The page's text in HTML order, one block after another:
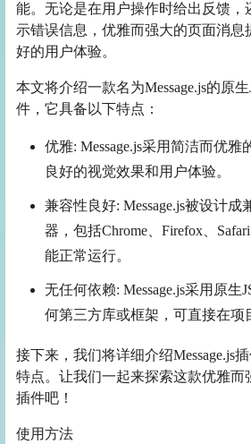
能。无论是在用户操作时给出反馈，
示错误信息，优雅而强大的页面消息
好的用户体验。
本文将介绍一款名为Message.js的原
件，它具备以下特点：
优雅: Message.js采用简洁而优
良好的视觉效果和用户体验。
兼容性良好: Message.js被设计
器，包括Chrome、Firefox、
能正常运行。
无任何依赖: Message.js采用原生
何第三方库或框架，可直接在项
接下来，我们将详细介绍Message.js
特点。让我们一起来探索这款优雅而
插件吧！
使用方法